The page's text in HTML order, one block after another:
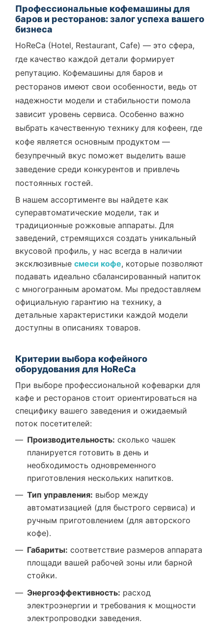
Профессиональные кофемашины для
баров и ресторанов: залог успеха вашего
бизнеса
HoReCa (Hotel, Restaurant, Cafe) — это сфера,
где качество каждой детали формирует
репутацию. Кофемашины для баров и
ресторанов имеют свои особенности, ведь от
надежности модели и стабильности помола
зависит уровень сервиса. Особенно важно
выбрать качественную технику для кофеен, где
кофе является основным продуктом —
безупречный вкус поможет выделить ваше
заведение среди конкурентов и привлечь
постоянных гостей.
В нашем ассортименте вы найдете как
суперавтоматические модели, так и
традиционные рожковые аппараты. Для
заведений, стремящихся создать уникальный
вкусовой профиль, у нас всегда в наличии
эксклюзивные смеси кофе, которые позволяют
подавать идеально сбалансированный напиток
с многогранным ароматом. Мы предоставляем
официальную гарантию на технику, а
детальные характеристики каждой модели
доступны в описаниях товаров.
Критерии выбора кофейного
оборудования для HoReCa
При выборе профессиональной кофеварки для
кафе и ресторанов стоит ориентироваться на
специфику вашего заведения и ожидаемый
поток посетителей:
Производительность: сколько чашек
планируется готовить в день и
необходимость одновременного
приготовления нескольких напитков.
Тип управления: выбор между
автоматизацией (для быстрого сервиса) и
ручным приготовлением (для авторского
кофе).
Габариты: соответствие размеров аппарата
площади вашей рабочей зоны или барной
стойки.
Энергоэффективность: расход
электроэнергии и требования к мощности
электропроводки заведения.